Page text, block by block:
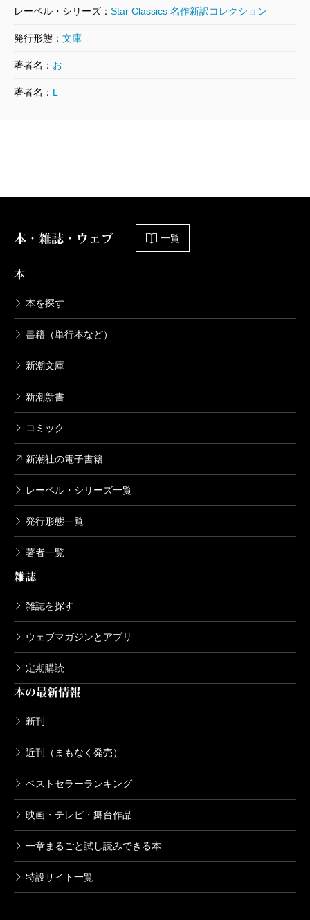
奥に入口が見つからなくても、本を開けばいつでもナ
ルニアに帰れるし、子ども時代をとり戻せる。まあ、
そのナルニアが災厄に見舞われる『さいごの戦い』
波2025年2月号の表紙は新潮文庫版「ナルニア国物語」より、
まめふくさんの挿画、畠山モグさんの地図から構成しました。
レーベル・シリーズ： Star Classics 名作新訳コレクション
発行形態： 文庫
著者名： お
著者名： L
本・雑誌・ウェブ 一覧
本
本を探す
書籍（単行本など）
新潮文庫
新潮新書
コミック
新潮社の電子書籍
レーベル・シリーズ一覧
発行形態一覧
著者一覧
雑誌
雑誌を探す
ウェブマガジンとアプリ
定期購読
本の最新情報
新刊
近刊（まもなく発売）
ベストセラーランキング
映画・テレビ・舞台作品
一章まるごと試し読みできる本
特設サイト一覧